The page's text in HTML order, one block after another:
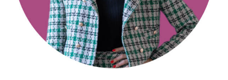
Это первый шаг к тому, чтобы начать
звучать свободнее, не пытаясь
«казаться правильным»